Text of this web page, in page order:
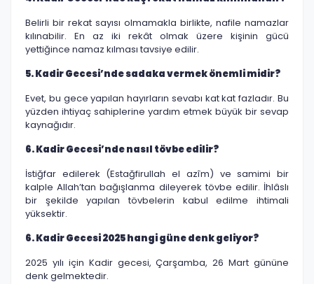
Belirli bir rekat sayısı olmamakla birlikte, nafile namazlar
kılınabilir. En az iki rekât olmak üzere kişinin gücü
yettiğince namaz kılması tavsiye edilir.
5. Kadir Gecesi’nde sadaka vermek önemli midir?
Evet, bu gece yapılan hayırların sevabı kat kat fazladır. Bu
yüzden ihtiyaç sahiplerine yardım etmek büyük bir sevap
kaynağıdır.
6. Kadir Gecesi’nde nasıl tövbe edilir?
İstiğfar edilerek (Estağfirullah el azîm) ve samimi bir
kalple Allah’tan bağışlanma dileyerek tövbe edilir. İhlâslı
bir şekilde yapılan tövbelerin kabul edilme ihtimali
yüksektir.
6. Kadir Gecesi 2025 hangi güne denk geliyor?
2025 yılı için Kadir gecesi, Çarşamba, 26 Mart gününe
denk gelmektedir.